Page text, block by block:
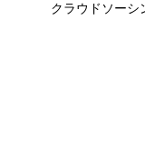
クラウドソーシ